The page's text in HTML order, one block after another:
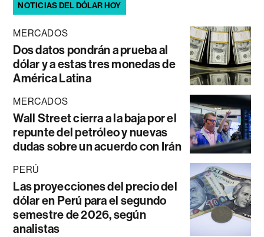
NOTICIAS DEL DÓLAR HOY
MERCADOS
Dos datos pondrán a prueba al
dólar y a estas tres monedas de
América Latina
MERCADOS
Wall Street cierra a la baja por el
repunte del petróleo y nuevas
dudas sobre un acuerdo con Irán
PERÚ
Las proyecciones del precio del
dólar en Perú para el segundo
semestre de 2026, según
analistas